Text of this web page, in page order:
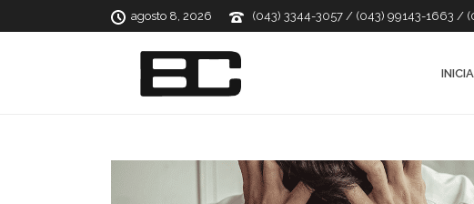
agosto 8, 2026 (043) 3344-3057 / (043) 99143-1663 /